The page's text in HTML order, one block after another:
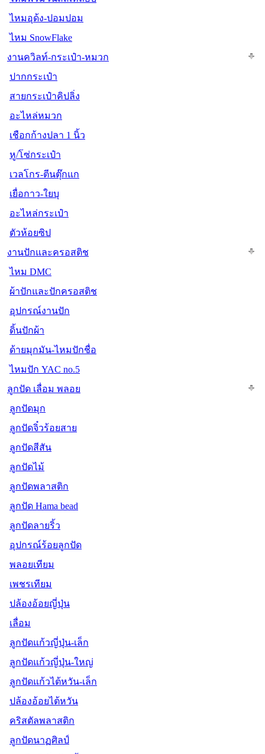
ไหมอุด้ง-ปอมปอม
ไหม SnowFlake
งานควิลท์-กระเป๋า-หมวก
ปากกระเป๋า
สายกระเป๋าคิปลิ่ง
อะไหล่หมวก
เชือกก้างปลา 1 นิ้ว
หู/โซ่กระเป๋า
เวลโกร-ตีนตุ๊กแก
เยื่อกาว-ใยบุ
อะไหล่กระเป๋า
ตัวห้อยซิป
งานปักและครอสติช
ไหม DMC
ผ้าปักและปักครอสติช
อุปกรณ์งานปัก
ดิ้นปักผ้า
ด้ายมุกมัน-ไหมปักชื่อ
ไหมปัก YAC no.5
ลูกปัด เลื่อม พลอย
ลูกปัดมุก
ลูกปัดจิ๋วร้อยสาย
ลูกปัดสีสัน
ลูกปัดไม้
ลูกปัดพลาสติก
ลูกปัด Hama bead
ลูกปัดลายริ้ว
อุปกรณ์ร้อยลูกปัด
พลอยเทียม
เพชรเทียม
ปล้องอ้อยญี่ปุ่น
เลื่อม
ลูกปัดแก้วญี่ปุ่น-เล็ก
ลูกปัดแก้วญี่ปุ่น-ใหญ่
ลูกปัดแก้วไต้หวัน-เล็ก
ปล้องอ้อยไต้หวัน
คริสตัลพลาสติก
ลูกปัดนาฏศิลป์